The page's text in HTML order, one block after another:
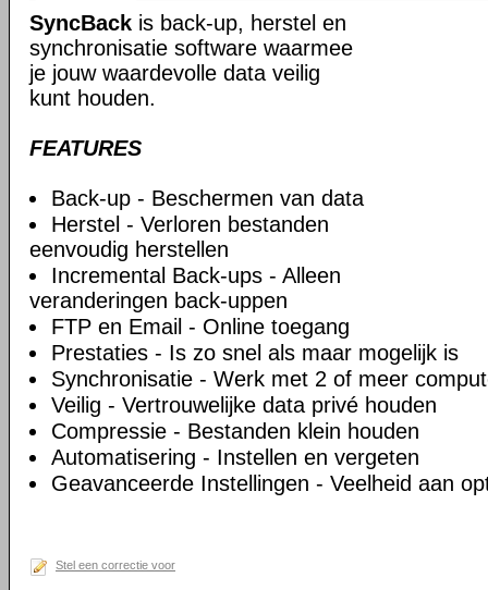
SyncBack is back-up, herstel en
synchronisatie software waarmee
je jouw waardevolle data veilig
kunt houden.
FEATURES
Back-up - Beschermen van data
Herstel - Verloren bestanden
eenvoudig herstellen
Incremental Back-ups - Alleen
veranderingen back-uppen
FTP en Email - Online toegang
Prestaties - Is zo snel als maar mogelijk is
Synchronisatie - Werk met 2 of meer
Veilig - Vertrouwelijke data privé houden
Compressie - Bestanden klein houden
Automatisering - Instellen en vergeten
Geavanceerde Instellingen - Veelheid aan
Stel een correctie voor